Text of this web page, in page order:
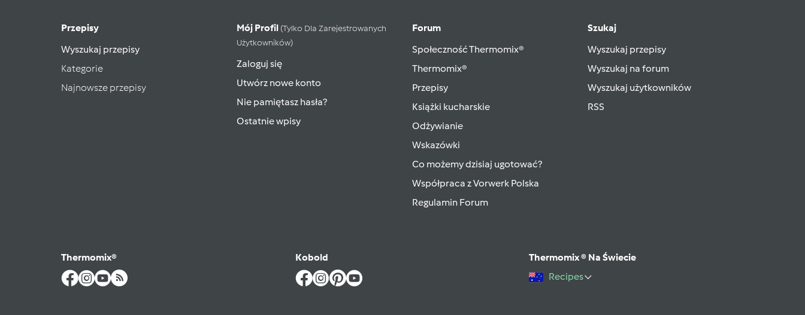
Przepisy
Wyszukaj przepisy
Kategorie
Najnowsze przepisy
Mój Profil (tylko Dla Zarejestrowanych
Użytkowników)
Zaloguj się
Utwórz nowe konto
Nie pamiętasz hasła?
Ostatnie wpisy
Forum
Społeczność Thermomix®
Thermomix®
Przepisy
Książki kucharskie
Odżywianie
Wskazówki
Co możemy dzisiaj ugotować?
Współpraca z Vorwerk Polska
Regulamin Forum
Szukaj
Wyszukaj przepisy
Wyszukaj na forum
Wyszukaj użytkowników
RSS
Thermomix® Kobold
Thermomix ® Na Świecie
Recipes